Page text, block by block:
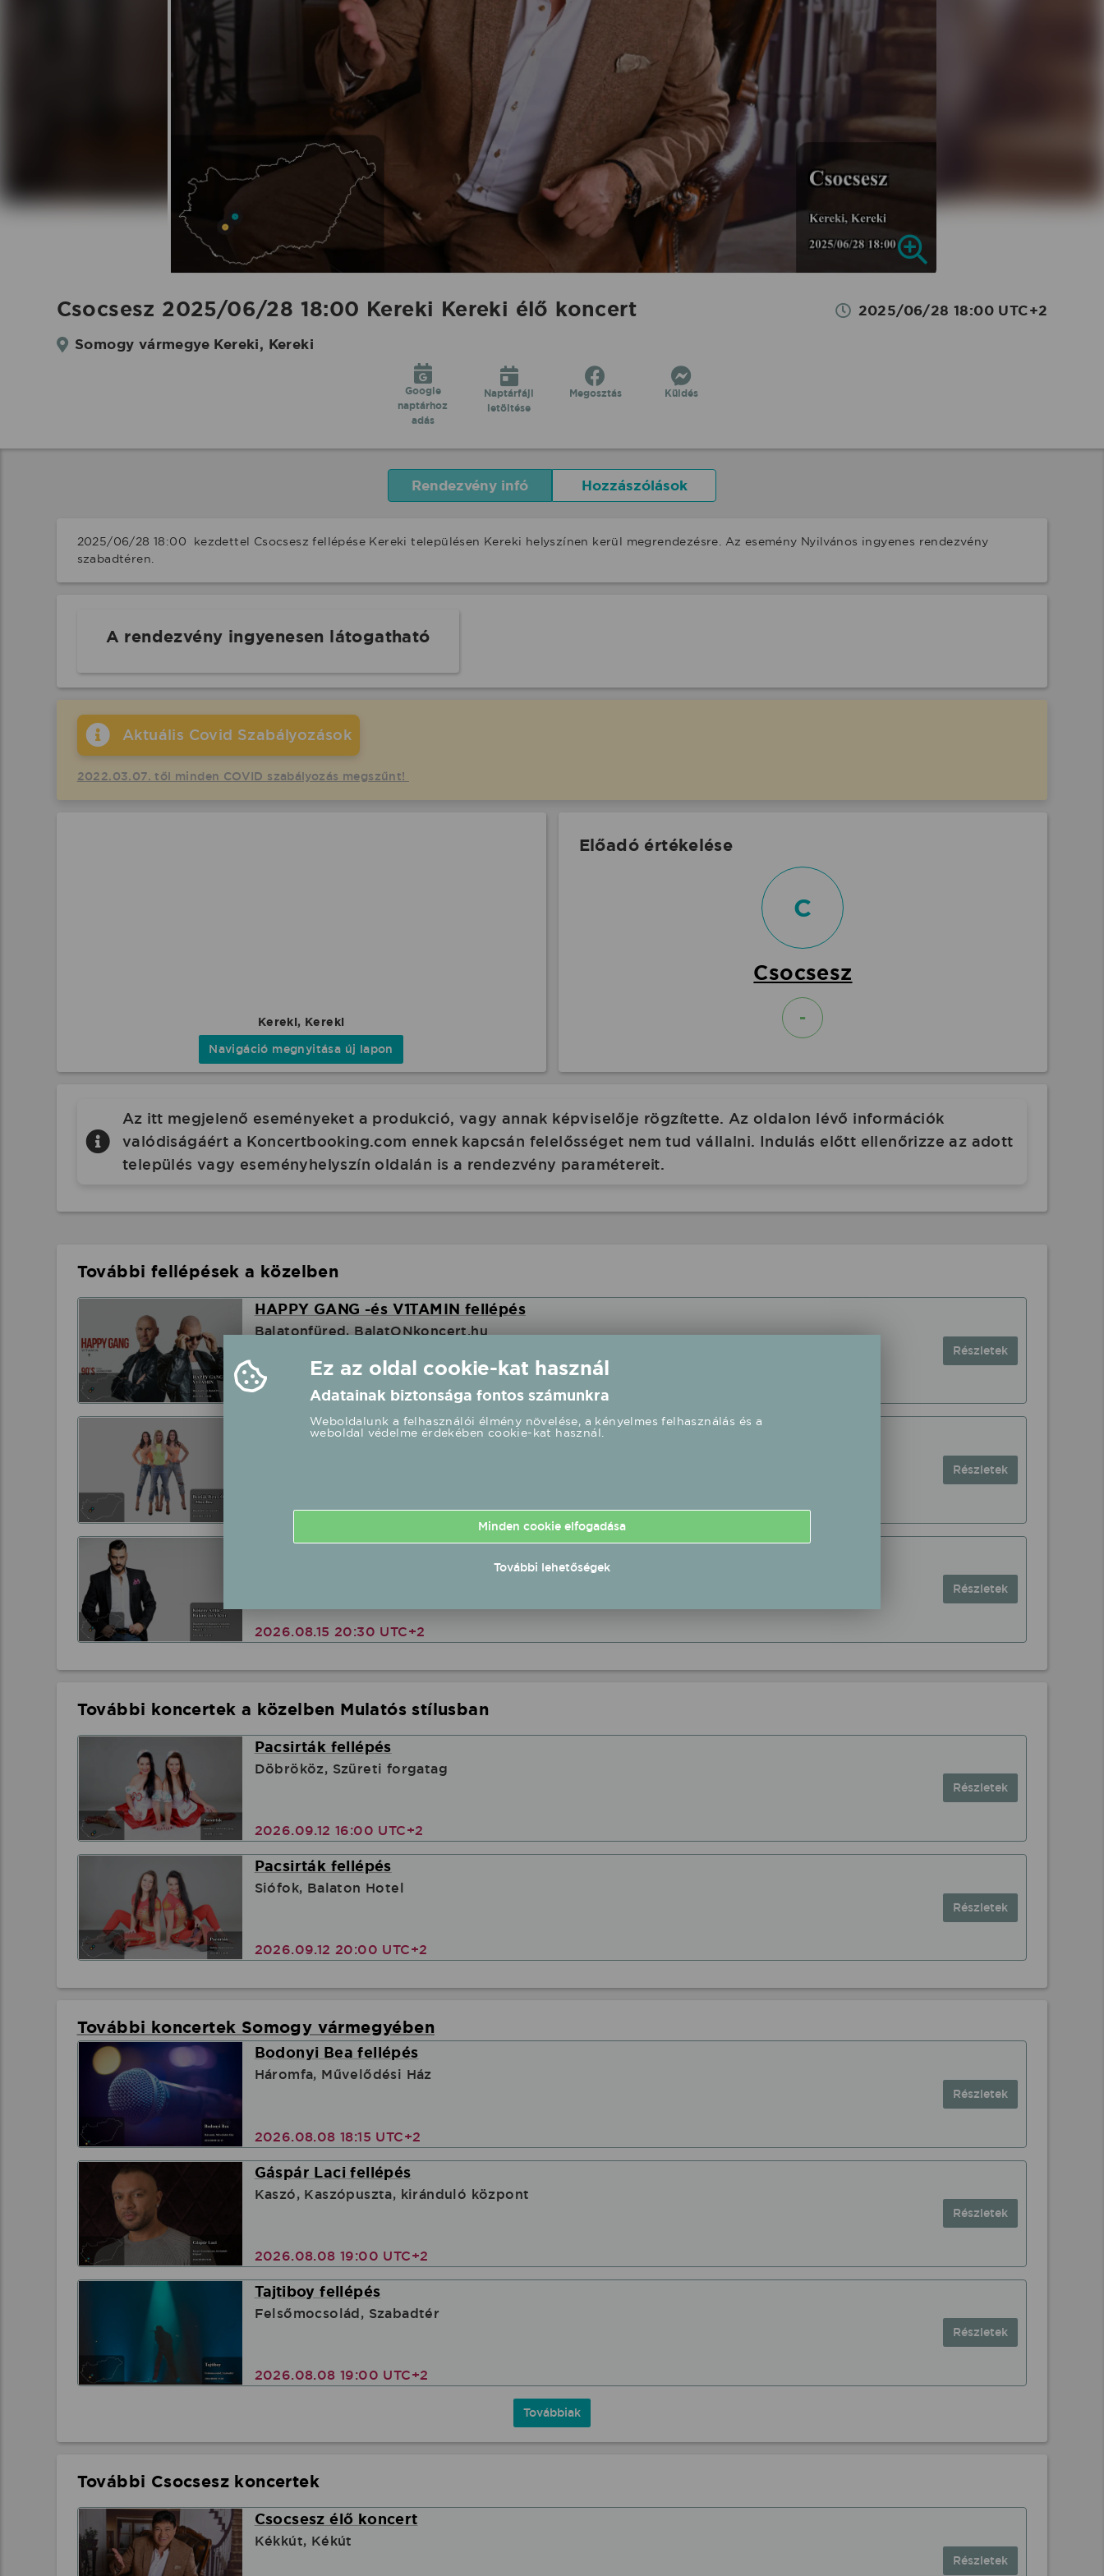
Koncertbooking
Csocsesz 2025/06/28 18:00 Kereki Kereki élő koncert
2025/06/28 18:00 UTC+2
Somogy vármegye Kereki, Kereki
Google
naptárhoz
adás
Naptárfájl
letöltése
Megosztás Küldés
Rendezvény infó Hozzászólások
2025/06/28 18:00  kezdettel Csocsesz fellépése Kereki településen Kereki helyszínen kerül megrendezésre. Az esemény Nyilvános ingyenes rendezvény
szabadtéren.
A rendezvény ingyenesen látogatható
Aktuális Covid Szabályozások
2022.03.07. től minden COVID szabályozás megszűnt!
Kereki, Kereki
Navigáció megnyitása új lapon
Előadó értékelése
C
Csocsesz
-
Az itt megjelenő eseményeket a produkció, vagy annak képviselője rögzítette. Az oldalon lévő információk
valódiságáért a Koncertbooking.com ennek kapcsán felelősséget nem tud vállalni. Indulás előtt ellenőrizze az adott
település vagy eseményhelyszín oldalán is a rendezvény paramétereit.
További fellépések a közelben
HAPPY GANG -és V1TAMIN fellépés
Balatonfüred, BalatONkoncert.hu
2026.08.12 20:00 UTC+2
Részletek
Bestiák Retro Őrület - Miss Bee fellépés
2026.08.13 18:00 UTC+2
Részletek
Kökény Attila - Rakonczai Viktor élő koncert
Balatonfüred, Balaton Szabadidő- És Konferenciaközpont, Horváth Mihály Utca
2026.08.15 20:30 UTC+2
Részletek
További koncertek a közelben Mulatós stílusban
Pacsirták fellépés
Döbrököz, Szüreti forgatag
2026.09.12 16:00 UTC+2
Részletek
Pacsirták fellépés
Siófok, Balaton Hotel
2026.09.12 20:00 UTC+2
Részletek
További koncertek Somogy vármegyében
Bodonyi Bea fellépés
Háromfa, Művelődési Ház
2026.08.08 18:15 UTC+2
Részletek
Gáspár Laci fellépés
Kaszó, Kaszópuszta, kiránduló központ
2026.08.08 19:00 UTC+2
Részletek
Tajtiboy fellépés
Felsőmocsolád, Szabadtér
2026.08.08 19:00 UTC+2
Részletek
Továbbiak
További Csocsesz koncertek
Csocsesz élő koncert
Kékkút, Kékút
Részletek
Ez az oldal cookie-kat használ
Adatainak biztonsága fontos számunkra
Weboldalunk a felhasználói élmény növelése, a kényelmes felhasználás és a
weboldal védelme érdekében cookie-kat használ.
Minden cookie elfogadása
További lehetőségek